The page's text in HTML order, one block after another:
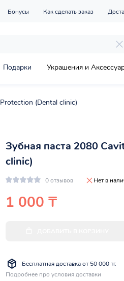
Бонусы Как сделать заказ
Подарки Украшения и
(Dental clinic)
Зубная паста 2080
clinic)
0 отзывов Нет в
1 000 ₸
Бесплатная доставка от 50 000 тг.
Подробнее про условия доставки